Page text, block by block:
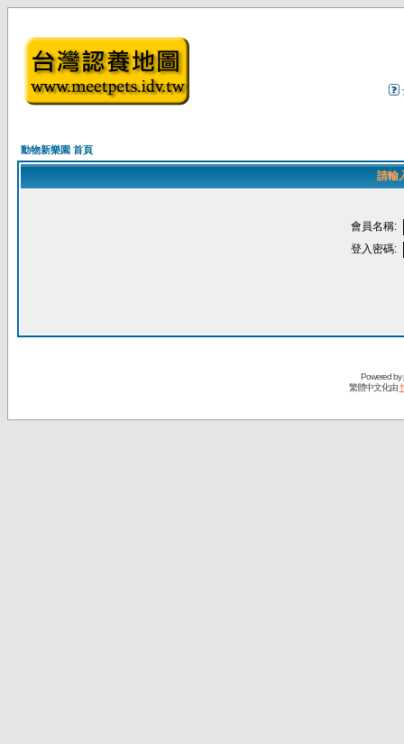
動物新樂園 首頁
請輸
會員名稱:
登入密碼:
Powered by
繁體中文化由